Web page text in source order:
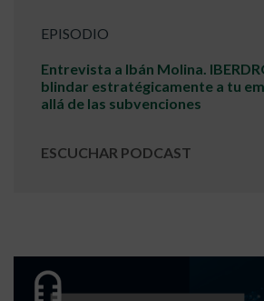
EPISODIO
Entrevista a Ibán Molina.
blindar estratégicamente a tu
allá de las subvenciones
ESCUCHAR PODCAST